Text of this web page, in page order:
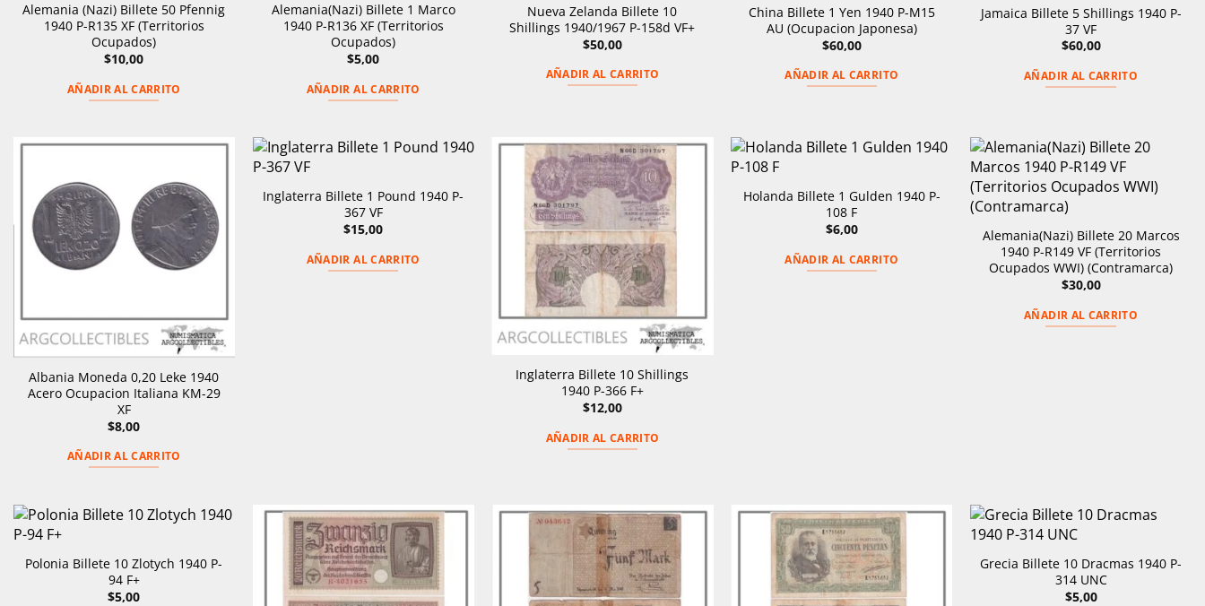
Alemania (Nazi) Billete 50 Pfennig
1940 P-R135 XF (Territorios
Ocupados)
$10,00
AÑADIR AL CARRITO
Alemania(Nazi) Billete 1 Marco
1940 P-R136 XF (Territorios
Ocupados)
$5,00
AÑADIR AL CARRITO
Nueva Zelanda Billete 10
Shillings 1940/1967 P-158d VF+
$50,00
AÑADIR AL CARRITO
China Billete 1 Yen 1940 P-M15
AU (Ocupacion Japonesa)
$60,00
AÑADIR AL CARRITO
Jamaica Billete 5 Shillings 1940 P-
37 VF
$60,00
AÑADIR AL CARRITO
Albania Moneda 0,20 Leke 1940
Acero Ocupacion Italiana KM-29
XF
$8,00
AÑADIR AL CARRITO
Inglaterra Billete 1 Pound 1940 P-
367 VF
$15,00
AÑADIR AL CARRITO
Inglaterra Billete 10 Shillings
1940 P-366 F+
$12,00
AÑADIR AL CARRITO
Holanda Billete 1 Gulden 1940 P-
108 F
$6,00
AÑADIR AL CARRITO
Alemania(Nazi) Billete 20 Marcos
1940 P-R149 VF (Territorios
Ocupados WWI) (Contramarca)
$30,00
AÑADIR AL CARRITO
Polonia Billete 10 Zlotych 1940 P-
94 F+
$5,00
Grecia Billete 10 Dracmas 1940 P-
314 UNC
$5,00